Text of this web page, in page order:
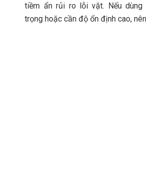
tiềm ẩn rủi ro lỗi vặt. Nếu dùng
trọng hoặc cần độ ổn định cao,